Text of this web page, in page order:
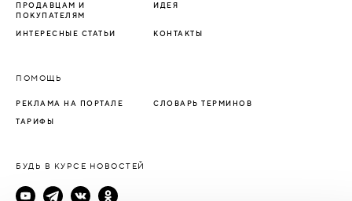
ПРОДАВЦАМ И
ПОКУПАТЕЛЯМ
ИДЕЯ
ИНТЕРЕСНЫЕ СТАТЬИ КОНТАКТЫ
ПОМОЩЬ
РЕКЛАМА НА ПОРТАЛЕ СЛОВАРЬ ТЕРМИНОВ
ТАРИФЫ
БУДЬ В КУРСЕ НОВОСТЕЙ